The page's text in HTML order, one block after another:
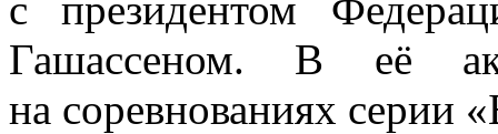
Гашассеном. В её
на соревнованиях серии